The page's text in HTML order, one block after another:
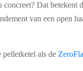
concreet? Dat betekent
van een open
pelletketel als de